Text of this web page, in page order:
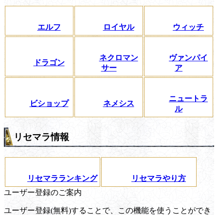
エルフ ロイヤル ウィッチ
ドラゴン
ネクロマン
サー
ヴァンパイ
ア
ビショップ ネメシス
ニュートラ
ル
リセマラ情報
リセマラランキング
リセマラやり方
ユーザー登録のご案内
ユーザー登録(無料)することで、この機能を使うことができ